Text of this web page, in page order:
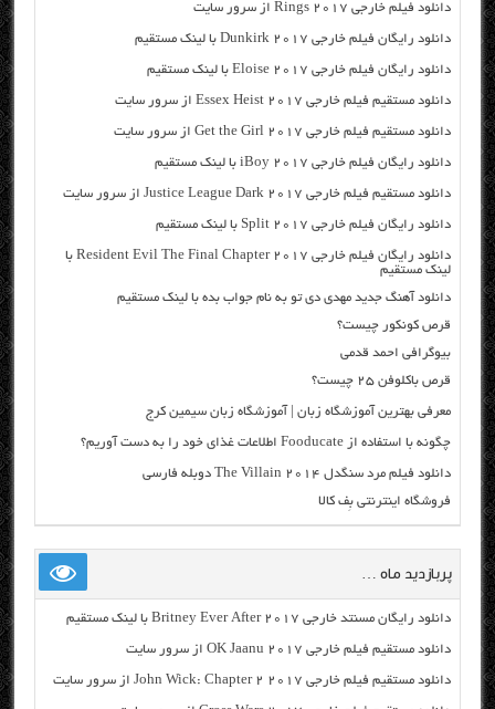
دانلود فیلم خارجی Rings 2017 از سرور سایت
دانلود رایگان فیلم خارجی Dunkirk 2017 با لینک مستقیم
دانلود رایگان فیلم خارجی Eloise 2017 با لینک مستقیم
دانلود مستقیم فیلم خارجی Essex Heist 2017 از سرور سایت
دانلود مستقیم فیلم خارجی Get the Girl 2017 از سرور سایت
دانلود رایگان فیلم خارجی iBoy 2017 با لینک مستقیم
دانلود مستقیم فیلم خارجی Justice League Dark 2017 از سرور سایت
دانلود رایگان فیلم خارجی Split 2017 با لینک مستقیم
دانلود رایگان فیلم خارجی Resident Evil The Final Chapter 2017 با
لینک مستقیم
دانلود آهنگ جدید مهدی دی تو به نام جواب بده با لینک مستقیم
قرص کونکور چیست؟
بیوگرافی احمد قدمی
قرص باکلوفن ۲۵ چیست؟
معرفی بهترین آموزشگاه زبان | آموزشگاه زبان سیمین کرج
چگونه با استفاده از Fooducate اطلاعات غذای خود را به دست آوریم؟
دانلود فیلم مرد سنگدل The Villain 2014 دوبله فارسی
فروشگاه اینترنتی بِف کالا
پربازدید ماه …
دانلود رایگان مسنتد خارجی Britney Ever After 2017 با لینک مستقیم
دانلود مستقیم فیلم خارجی OK Jaanu 2017 از سرور سایت
دانلود مستقیم فیلم خارجی John Wick: Chapter 2 2017 از سرور سایت